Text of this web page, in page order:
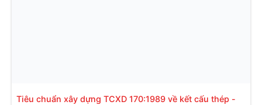
Tiêu chuẩn xây dựng TCXD 170:1989 về kết cấu thép -